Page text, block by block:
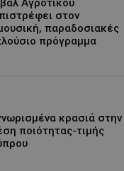
Αγροτικού
στον
παραδοσιακές
πρόγραμμα
κρασιά στην
ποιότητας-τιμής